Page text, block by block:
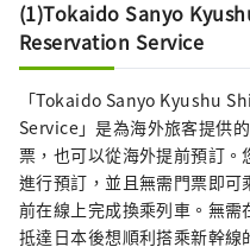
(1)Tokaido Sanyo
Reservation Service
「Tokaido Sanyo Kyushu
Service」是為海外旅客提供
票，也可以從海外提前預訂
進行預訂，並且無需門票即可
前在線上完成換乘列車。無
抵達日本後想順利搭乘新幹線